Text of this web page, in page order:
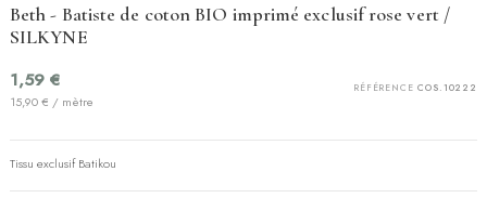
Beth - Batiste de coton BIO imprimé exclusif rose vert /
SILKYNE
RÉFÉRENCE COS.10222
1,59 €
15,90 € / mètre
Tissu exclusif Batikou